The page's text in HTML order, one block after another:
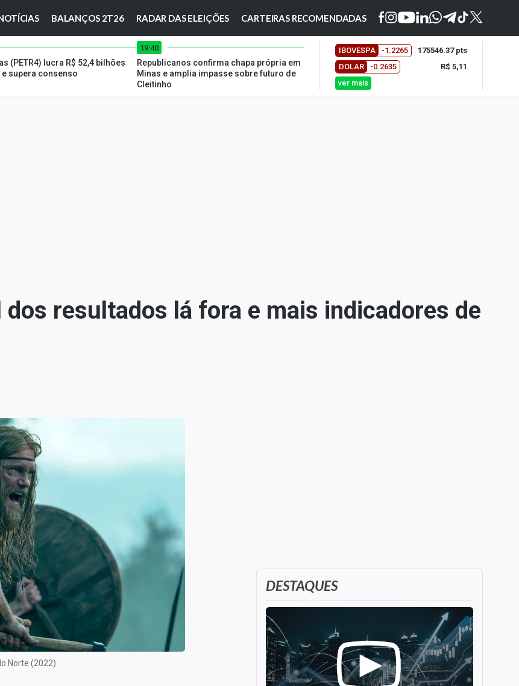
BALANÇOS 2T26 RADAR DAS ELEIÇÕES CARTEIRAS RECOMENDADAS
(PETR4) lucra R$ 52,4 bilhões
e supera consenso
19:40
Republicanos confirma chapa própria em
Minas e amplia impasse sobre futuro de
Cleitinho
IBOVESPA -1.2265
175546.37 pts
DOLAR
-0.2635
R$ 5,11
ver mais
resultados lá fora e mais indicadores de
Norte (2022)
DESTAQUES